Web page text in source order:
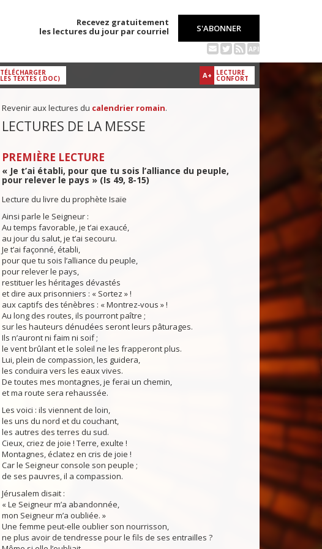
Recevez gratuitement
les lectures du jour par courriel
S'ABONNER
API
A+ LECTURE
CONFORT
TÉLÉCHARGER
LES TEXTES (.DOC)
Revenir aux lectures du calendrier romain.
LECTURES DE LA MESSE
PREMIÈRE LECTURE
« Je t’ai établi, pour que tu sois l’alliance du peuple,
pour relever le pays » (Is 49, 8-15)
Lecture du livre du prophète Isaïe
Ainsi parle le Seigneur :
Au temps favorable, je t’ai exaucé,
au jour du salut, je t’ai secouru.
Je t’ai façonné, établi,
pour que tu sois l’alliance du peuple,
pour relever le pays,
restituer les héritages dévastés
et dire aux prisonniers : « Sortez » !
aux captifs des ténèbres : « Montrez-vous » !
Au long des routes, ils pourront paître ;
sur les hauteurs dénudées seront leurs pâturages.
Ils n’auront ni faim ni soif ;
le vent brûlant et le soleil ne les frapperont plus.
Lui, plein de compassion, les guidera,
les conduira vers les eaux vives.
De toutes mes montagnes, je ferai un chemin,
et ma route sera rehaussée.
Les voici : ils viennent de loin,
les uns du nord et du couchant,
les autres des terres du sud.
Cieux, criez de joie ! Terre, exulte !
Montagnes, éclatez en cris de joie !
Car le Seigneur console son peuple ;
de ses pauvres, il a compassion.
Jérusalem disait :
« Le Seigneur m’a abandonnée,
mon Seigneur m’a oubliée. »
Une femme peut-elle oublier son nourrisson,
ne plus avoir de tendresse pour le fils de ses entrailles ?